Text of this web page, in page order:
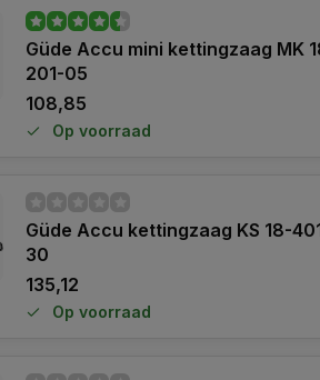
Güde Accu mini kettingzaag MK
201-05
108,85
Op voorraad
Güde Accu kettingzaag KS 18-
30
135,12
Op voorraad